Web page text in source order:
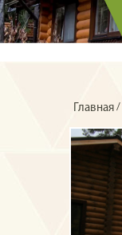
Главная /